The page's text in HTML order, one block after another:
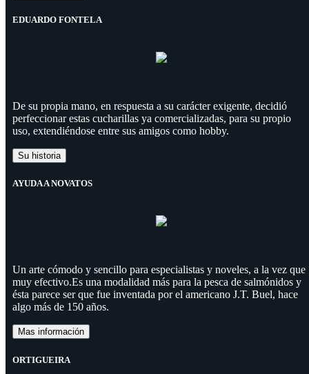
EDUARDO FONTELA
De su propia mano, en respuesta a su carácter exigente, decidió
perfeccionar estas cucharillas ya comercializadas, para su propio
uso, extendiéndose entre sus amigos como hobby.
Su historia
AYUDA A NOVATOS
Un arte cómodo y sencillo para especialistas y noveles, a la vez que
muy efectivo.Es una modalidad más para la pesca de salmónidos y
ésta parece ser que fue inventada por el americano J.T. Buel, hace
algo más de 150 años.
Mas información
ORTIGUEIRA